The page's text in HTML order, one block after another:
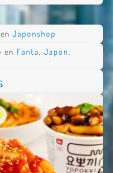
Japonshop
en Fanta, Japon,